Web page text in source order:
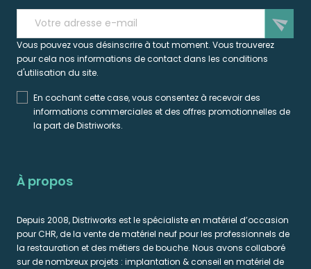
send
Vous pouvez vous désinscrire à tout moment. Vous trouverez
pour cela nos informations de contact dans les conditions
d'utilisation du site.
En cochant cette case, vous consentez à recevoir des
informations commerciales et des offres promotionnelles de
la part de Distriworks.
À propos
Depuis 2008, Distriworks est le spécialiste en matériel d’occasion
pour CHR, de la vente de matériel neuf pour les professionnels de
la restauration et des métiers de bouche. Nous avons collaboré
sur de nombreux projets : implantation & conseil en matériel de